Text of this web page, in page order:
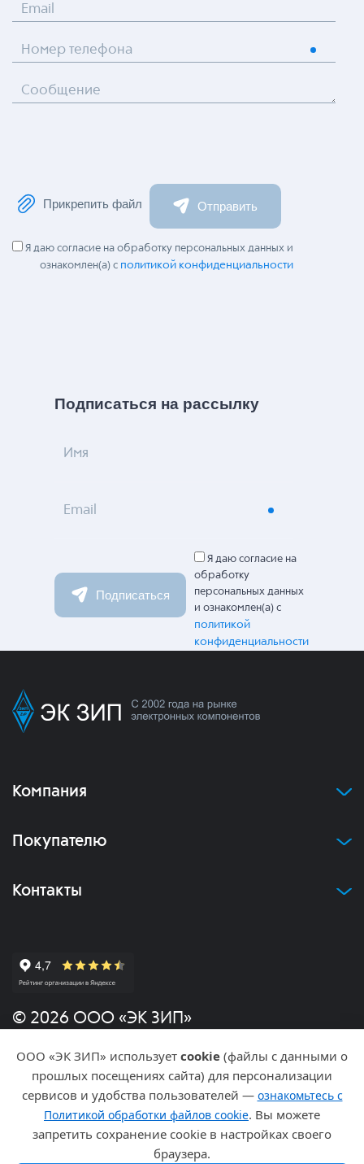
Email
Номер телефона
Сообщение
Прикрепить файл Отправить
Я даю согласие на обработку персональных данных и
ознакомлен(а) с политикой конфиденциальности
Подписаться на рассылку
Имя
Email
Подписаться
Я даю согласие на
обработку
персональных данных
и ознакомлен(а) с
политикой
конфиденциальности
Компания
Покупателю
Контакты
© 2026 ООО «ЭК ЗИП»
Политика конфиденциальности
Разработка и продвижение
ООО «ЭК ЗИП» использует cookie (файлы с данными о
прошлых посещениях сайта) для персонализации
сервисов и удобства пользователей — ознакомьтесь с
Политикой обработки файлов cookie. Вы можете
запретить сохранение cookie в настройках своего
браузера.